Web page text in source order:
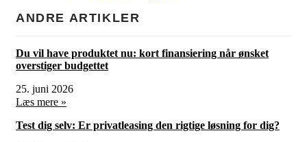
ANDRE ARTIKLER
Du vil have produktet nu: kort finansiering når ønsket
overstiger budgettet
25. juni 2026
Læs mere »
Test dig selv: Er privatleasing den rigtige løsning for dig?